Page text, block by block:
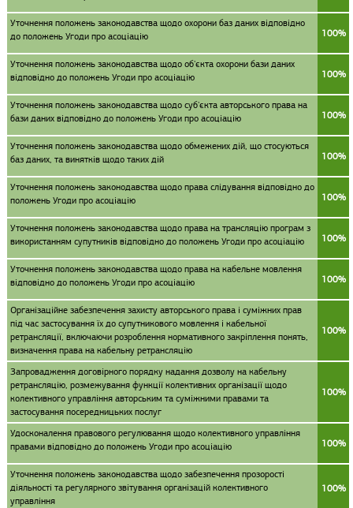
Уточнення положень законодавства щодо охорони баз даних відповідно
до положень Угоди про асоціацію
100%
Уточнення положень законодавства щодо об'єкта охорони бази даних
відповідно до положень Угоди про асоціацію
100%
Уточнення положень законодавства щодо суб'єкта авторського права на
бази даних відповідно до положень Угоди про асоціацію
100%
Уточнення положень законодавства щодо обмежених дій, що стосуються
баз даних, та винятків щодо таких дій
100%
Уточнення положень законодавства щодо права слідування відповідно до
положень Угоди про асоціацію
100%
Уточнення положень законодавства щодо права на трансляцію програм з
використанням супутників відповідно до положень Угоди про асоціацію
100%
Уточнення положень законодавства щодо права на кабельне мовлення
відповідно до положень Угоди про асоціацію
100%
Організаційне забезпечення захисту авторського права і суміжних прав
під час застосування їх до супутникового мовлення і кабельної
ретрансляції, включаючи розроблення нормативного закріплення понять,
визначення права на кабельну ретрансляцію
100%
Запровадження договірного порядку надання дозволу на кабельну
ретрансляцію, розмежування функції колективних організації щодо
колективного управління авторським та суміжними правами та
застосування посередницьких послуг
100%
Удосконалення правового регулювання щодо колективного управління
правами відповідно до положень Угоди про асоціацію
100%
Уточнення положень законодавства щодо забезпечення прозорості
діяльності та регулярного звітування організацій колективного
управління
100%